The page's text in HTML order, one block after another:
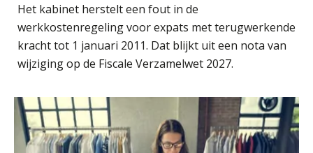
Het kabinet herstelt een fout in de
werkkostenregeling voor expats met terugwerkende
kracht tot 1 januari 2011. Dat blijkt uit een nota van
wijziging op de Fiscale Verzamelwet 2027.
25
AUG
MOCuitgevers
25
25
AUG
Online Opleiding Praktijkdiploma Loonadministratie (PDL)
MOCuitgevers